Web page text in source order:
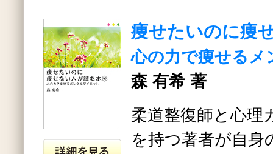
痩せたいのに痩
心の力で痩せる
森 有希 著
柔道整復師と心理
を持つ著者が自身